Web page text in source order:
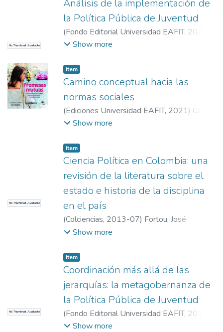
Santiago Leyva (sleyvabo@eafit.edu.co)
Sociedad, Política e Historias Conectadas
No Thumbnail Available
Análisis de la implementación de
la Política Pública de Juventud
(Fondo Editorial Universidad EAFIT, 2015-
09)Leyva, Santiago
Gobierno y Ciencias Políticas, Universidad
EAFIT;Universidad EAFIT. Departamento
de Humanidades ;
(sleyvabo@eafit.edu.co)
e Historias Conectadas
Show more
Item
Camino conceptual hacia las
normas sociales
(Ediciones Universidad EAFIT, 2021) Cano,
Carolina A.;Murillo Carvajal, Felipe
Economía y Gobierno
Investigación Políticas y Desarrollo
Show more
No Thumbnail Available
Item
Ciencia Política en Colombia: una
revisión de la literatura sobre el
estado e historia de la disciplina
en el país
(Colciencias, 2013-07) Fortou, José
Antonio;Leyva, Santiago
Departamento de Gobierno y Ciencias
Políticas, Universidad EAFIT ;Universidad
EAFIT. Departamento de Humanidades
Santiago Leyva (sleyvabo@eafit.edu.co);
Sociedad, Política e Historias Conectadas
Show more
No Thumbnail Available
Item
Coordinación más allá de las
jerarquías: la metagobernanza de
la Política Pública de Juventud
(Fondo Editorial Universidad EAFIT, 2015-
11)Leyva, Santiago
Show more